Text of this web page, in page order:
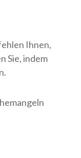
Ihnen,
Sie, indem